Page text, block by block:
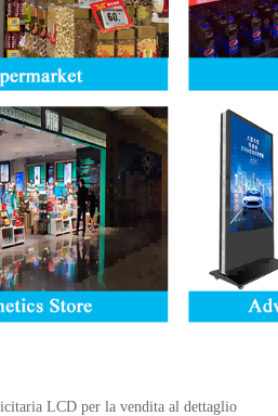
LCD per la vendita al dettaglio